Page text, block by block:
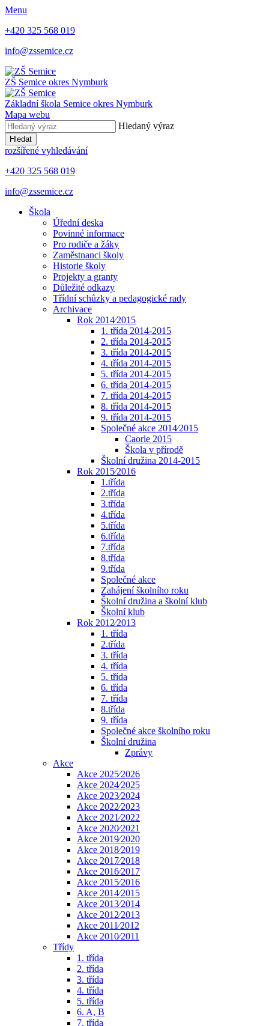
Menu
+420 325 568 019
info@zssemice.cz
ZŠ Semice okres Nymburk
Základní škola Semice okres Nymburk
Mapa webu
Hledaný výraz
Hledat
rozšířené vyhledávání
+420 325 568 019
info@zssemice.cz
Škola
Úřední deska
Povinné informace
Pro rodiče a žáky
Zaměstnanci školy
Historie školy
Projekty a granty
Důležité odkazy
Třídní schůzky a pedagogické rady
Archivace
Rok 2014⁄2015
1. třída 2014-2015
2. třída 2014-2015
3. třída 2014-2015
4. třída 2014-2015
5. třída 2014-2015
6. třída 2014-2015
7. třída 2014-2015
8. třída 2014-2015
9. třída 2014-2015
Společné akce 2014⁄2015
Caorle 2015
Škola v přírodě
Školní družina 2014-2015
Rok 2015⁄2016
1.třída
2.třída
3.třída
4.třída
5.třída
6.třída
7.třída
8.třída
9.třída
Společné akce
Zahájení školního roku
Školní družina a školní klub
Školní klub
Rok 2012⁄2013
1. třída
2.třída
3. třída
4. třída
5. třída
6. třída
7. třída
8.třída
9. třída
Společné akce školního roku
Školní družina
Zprávy
Akce
Akce 2025⁄2026
Akce 2024⁄2025
Akce 2023⁄2024
Akce 2022⁄2023
Akce 2021⁄2022
Akce 2020⁄2021
Akce 2019⁄2020
Akce 2018⁄2019
Akce 2017⁄2018
Akce 2016⁄2017
Akce 2015⁄2016
Akce 2014⁄2015
Akce 2013⁄2014
Akce 2012⁄2013
Akce 2011⁄2012
Akce 2010⁄2011
Třídy
1. třída
2. třída
3. třída
4. třída
5. třída
6. A, B
7. třída